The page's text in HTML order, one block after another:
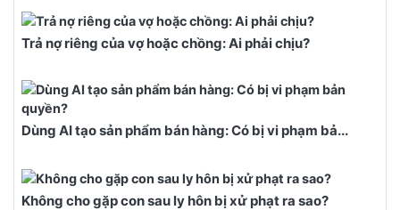
Trả nợ riêng của vợ hoặc chồng: Ai phải chịu?
Dùng AI tạo sản phẩm bán hàng: Có bị vi phạm bả...
Không cho gặp con sau ly hôn bị xử phạt ra sao?